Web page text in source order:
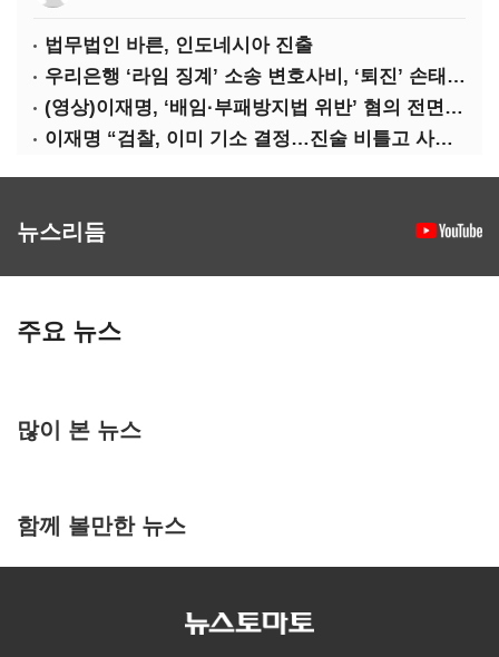
법무법인 바른, 인도네시아 진출
우리은행 ‘라임 징계’ 소송 변호사비, ‘퇴진’ 손태승 회장 개인이 납부하나
(영상)이재명, ‘배임·부패방지법 위반’ 혐의 전면 반박(종합)
이재명 “검찰, 이미 기소 결정…진술 비틀고 사건 조작에 악용”
뉴스리듬
주요 뉴스
많이 본 뉴스
함께 볼만한 뉴스